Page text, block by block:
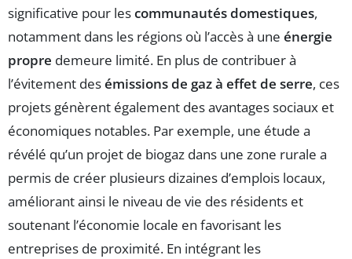
significative pour lescommunautés domestiques,
notamment dans les régions où l’accès à une énergie
propre demeure limité. En plus de contribuer à
l’évitement desémissions de gaz à effet de serre, ces
projets génèrent également des avantages sociaux et
économiques notables. Par exemple, une étude a
révélé qu’un projet de biogaz dans une zone rurale a
permis de créer plusieurs dizaines d’emplois locaux,
améliorant ainsi le niveau de vie des résidents et
soutenant l’économie locale en favorisant les
entreprises de proximité. En intégrant les